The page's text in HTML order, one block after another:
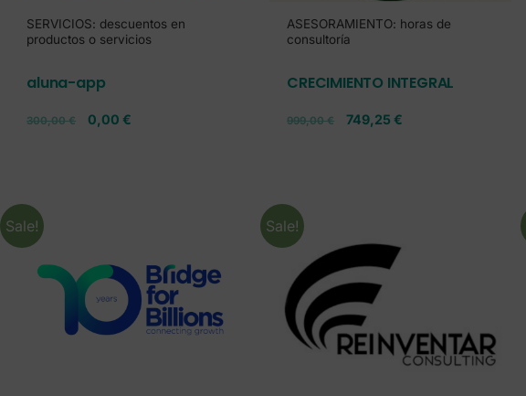
SERVICIOS: descuentos en
productos o servicios
aluna-app
300,00€ 0,00 €
ASESORAMIENTO: horas de
consultoría
CRECIMIENTO INTEGRAL
999,00€ 749,25 €
Sale! Sale!